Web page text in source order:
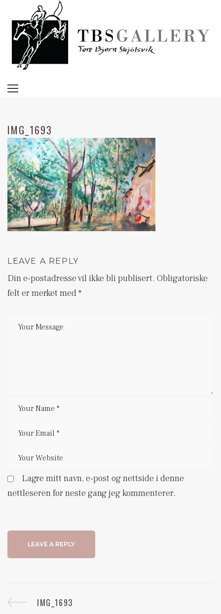
IMG_1693
LEAVE A REPLY
Din e-postadresse vil ikke bli publisert. Obligatoriske
felt er merket med*
Lagre mitt navn, e-post og nettside i denne
nettleseren for neste gang jeg kommenterer.
IMG_1693